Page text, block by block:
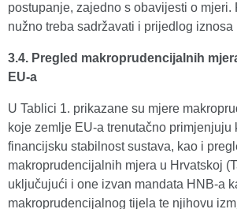
postupanje, zajedno s obavijesti o mjeri.
nužno treba sadržavati i prijedlog
3.4. Pregled makroprudencijalnih
EU-a
U Tablici 1. prikazane su mjere
koje zemlje EU-a trenutačno primjenjuju
financijsku stabilnost sustava, kao i
makroprudencijalnih mjera u Hrvatskoj
uključujući i one izvan mandata HNB-a
makroprudencijalnog tijela te njihovu